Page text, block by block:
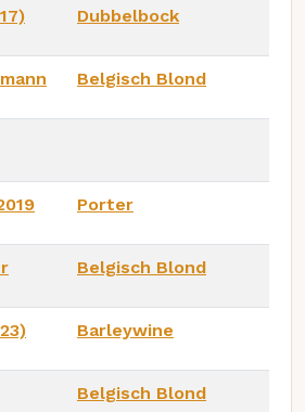
Dubbelbock
Belgisch Blond
Porter
Belgisch Blond
Barleywine
Belgisch Blond